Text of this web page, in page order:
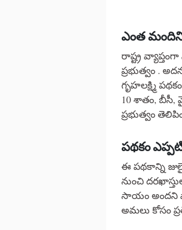
ఎంత మందిని
రాష్ట్ర
ప్రభుత్వం .
గృహలక్ష్మి
10 శాతం, బీసీ,
ప్రభుత్వం
పథకం
ఈ పథకాన్ని
నుంచి
సాయం అందని
అమలు కోసం